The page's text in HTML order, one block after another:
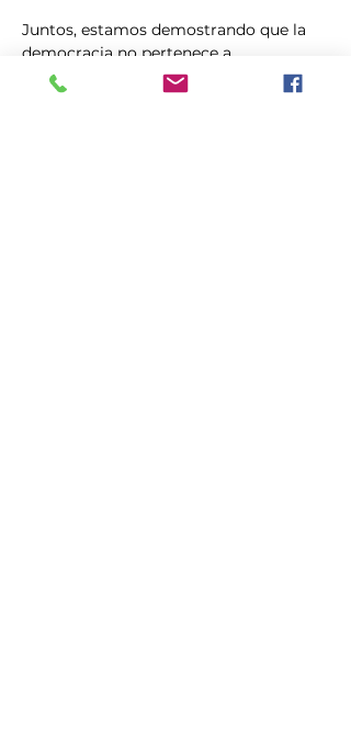
Juntos, estamos demostrando que la
democracia no pertenece a
multimillonarios, comités de acción
política corporativos ni a figuras